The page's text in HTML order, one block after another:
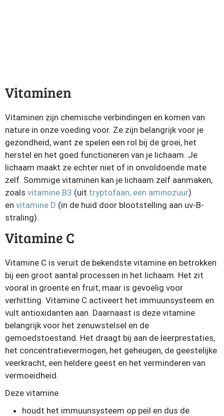
Vitaminen
Vitaminen zijn chemische verbindingen en komen van
nature in onze voeding voor. Ze zijn belangrijk voor je
gezondheid, want ze spelen een rol bij de groei, het
herstel en het goed functioneren van je lichaam. Je
lichaam maakt ze echter niet of in onvoldoende mate
zelf. Sommige vitaminen kan je lichaam zelf aanmaken,
zoals vitamine B3 (uit tryptofaan, een aminozuur)
en vitamine D (in de huid door blootstelling aan uv-B-
straling).
Vitamine C
Vitamine C is veruit de bekendste vitamine en betrokken
bij een groot aantal processen in het lichaam. Het zit
vooral in groente en fruit, maar is gevoelig voor
verhitting. Vitamine C activeert het immuunsysteem en
vult antioxidanten aan. Daarnaast is deze vitamine
belangrijk voor het zenuwstelsel en de
gemoedstoestand. Het draagt bij aan de leerprestaties,
het concentratievermogen, het geheugen, de geestelijke
veerkracht, een heldere geest en het verminderen van
vermoeidheid.
Deze vitamine
houdt het immuunsysteem op peil en dus de